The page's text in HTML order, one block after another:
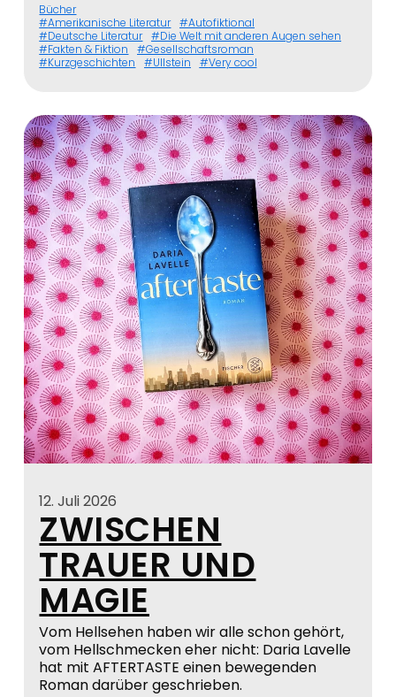
Bücher
Amerikanische Literatur
Autofiktional
Deutsche Literatur
Die Welt mit anderen Augen sehen
Fakten & Fiktion
Gesellschaftsroman
Kurzgeschichten
Ullstein Very cool
12. Juli 2026
ZWISCHEN
TRAUER UND
MAGIE
Vom Hellsehen haben wir alle schon gehört,
vom Hellschmecken eher nicht: Daria Lavelle
hat mit AFTERTASTE einen bewegenden
Roman darüber geschrieben.